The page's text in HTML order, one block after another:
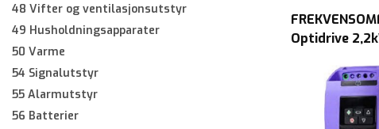
48 Vifter og ventilasjonsutstyr
49 Husholdningsapparater
50 Varme
54 Signalutstyr
55 Alarmutstyr
56 Batterier
Optidrive